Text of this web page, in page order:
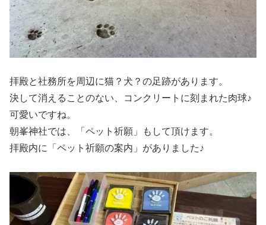
拝殿と社務所を周辺に猫？犬？の足跡があります。
決して消えることのない、コンクリートに刻まれた肉球♪
可愛いですね。
朝峯神社では、「ペット祈願」もして頂けます。
拝殿内に「ペット祈願の案内」がありました♪